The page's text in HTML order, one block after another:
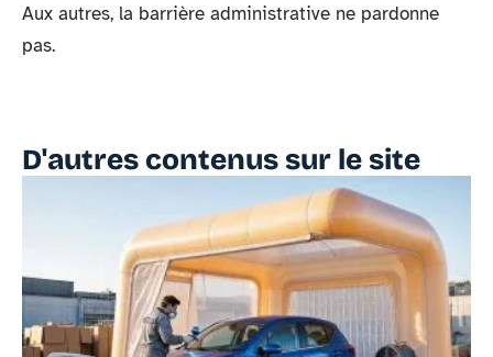
Aux autres, la barrière administrative ne pardonne
pas.
D'autres contenus sur le site